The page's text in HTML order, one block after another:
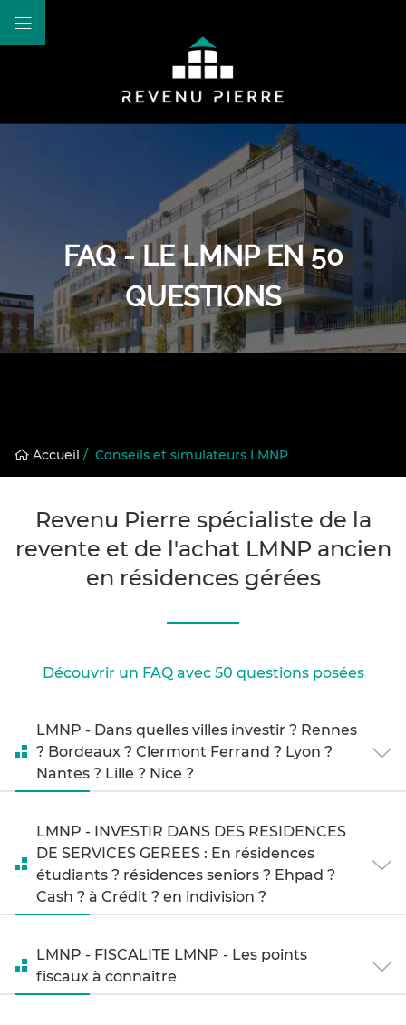
FAQ - LE LMNP EN 50
QUESTIONS
Accueil / Conseils et simulateurs LMNP
Revenu Pierre spécialiste de la
revente et de l'achat LMNP ancien
en résidences gérées
Découvrir un FAQ avec 50 questions posées
LMNP - Dans quelles villes investir ? Rennes
? Bordeaux ? Clermont Ferrand ? Lyon ?
Nantes ? Lille ? Nice ?
LMNP - INVESTIR DANS DES RESIDENCES
DE SERVICES GEREES : En résidences
étudiants ? résidences seniors ? Ehpad ?
Cash ? à Crédit ? en indivision ?
LMNP - FISCALITE LMNP - Les points
fiscaux à connaître